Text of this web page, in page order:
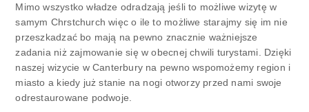
Mimo wszystko władze odradzają jeśli to możliwe wizytę w
samym Chrstchurch więc o ile to możliwe starajmy się im nie
przeszkadzać bo mają na pewno znacznie ważniejsze
zadania niż zajmowanie się w obecnej chwili turystami. Dzięki
naszej wizycie w Canterbury na pewno wspomożemy region i
miasto a kiedy już stanie na nogi otworzy przed nami swoje
odrestaurowane podwoje.